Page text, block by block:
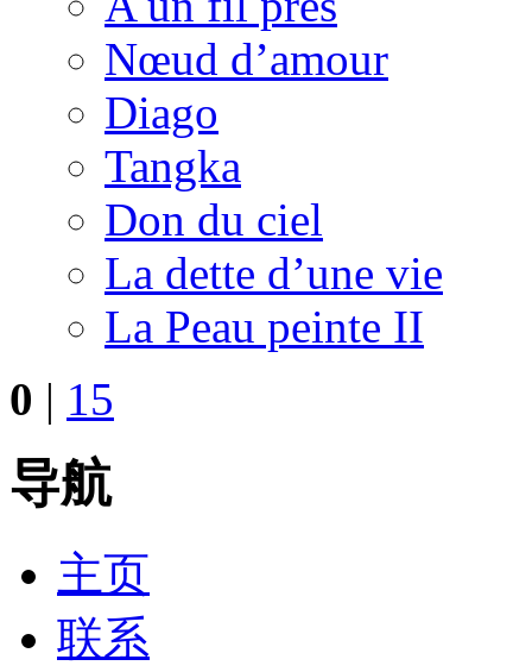
Nœud d’amour
Diago
Tangka
Don du ciel
La dette d’une vie
La Peau peinte II
0 | 15
导航
主页
联系